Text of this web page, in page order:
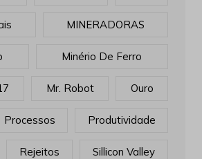
MINERADORAS
Minério De Ferro
Mr. Robot Ouro
Processos Produtividade
Rejeitos Sillicon Valley